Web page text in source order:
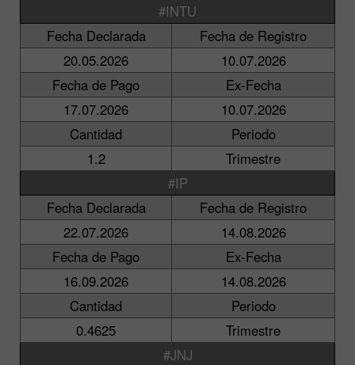
#INTU
Fecha Declarada
Fecha de Registro
20.05.2026
10.07.2026
Fecha de Pago
Ex-Fecha
17.07.2026
10.07.2026
Cantidad
Periodo
1.2
Trimestre
#IP
Fecha Declarada
Fecha de Registro
22.07.2026
14.08.2026
Fecha de Pago
Ex-Fecha
16.09.2026
14.08.2026
Cantidad
Periodo
0.4625
Trimestre
#JNJ